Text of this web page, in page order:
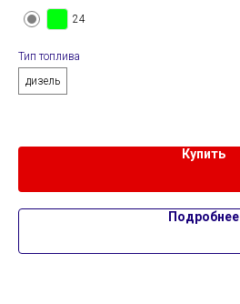
24
Тип топлива
дизель
Купить
Подробнее